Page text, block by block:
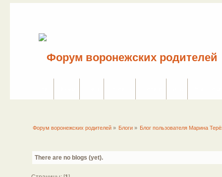
Форум воронежских родителей» Блоги » Блог пользователя Марина
There are no blogs (yet).